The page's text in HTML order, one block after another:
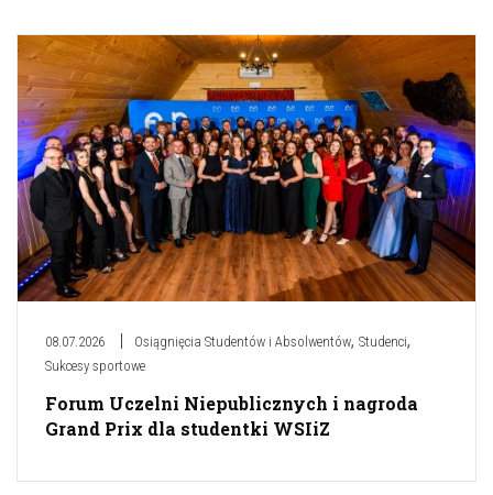
08.07.2026 Osiągnięcia Studentów i Absolwentów, Studenci,
Sukcesy sportowe
Forum Uczelni Niepublicznych i nagroda
Grand Prix dla studentki WSIiZ